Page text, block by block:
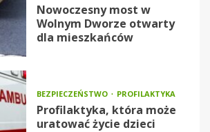
Nowoczesny most w
Wolnym Dworze otwarty
dla mieszkańców
BEZPIECZEŃSTWO PROFILAKTYKA
Profilaktyka, która może
uratować życie dzieci